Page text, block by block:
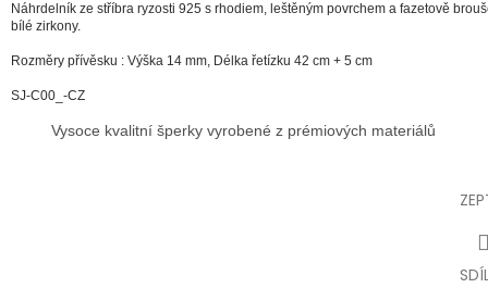
Náhrdelník ze stříbra ryzosti 925 s rhodiem, leštěným povrchem a fazetově
bílé zirkony.
Rozměry přívěsku : Výška 14 mm, Délka řetízku 42 cm + 5 cm
SJ-C00_-CZ
Vysoce kvalitní šperky vyrobené z prémiových materiálů